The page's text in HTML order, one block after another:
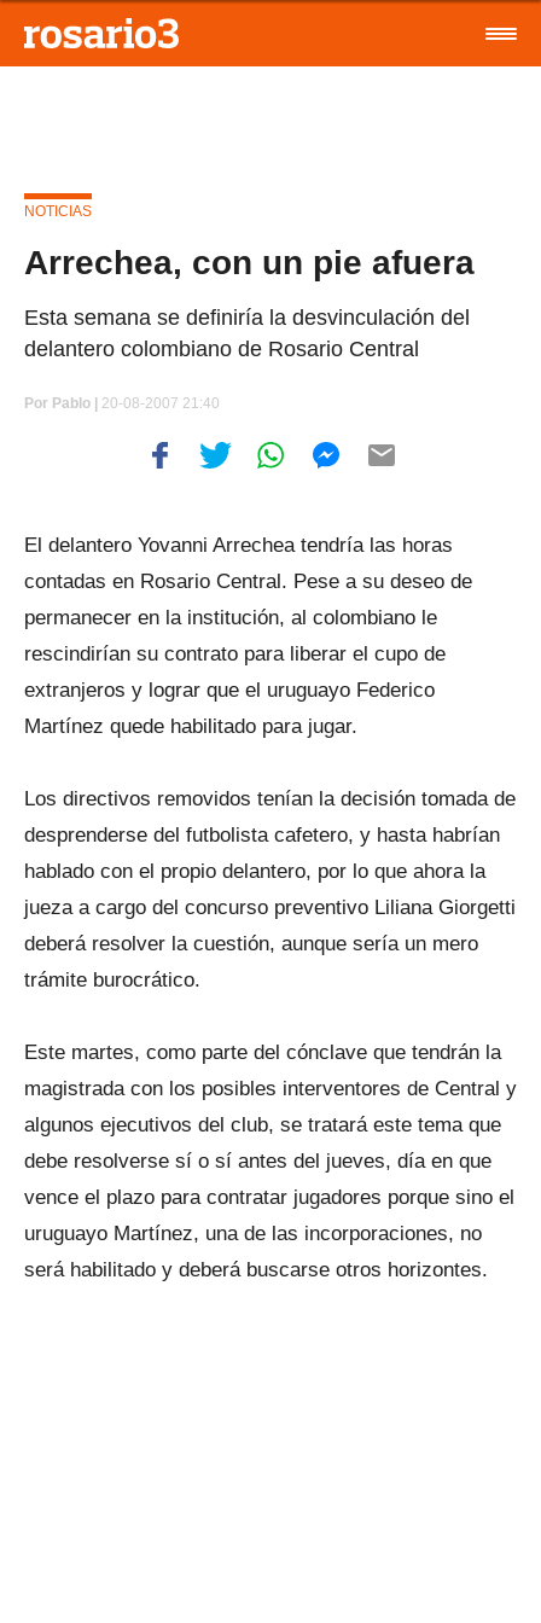
NOTICIAS
Arrechea, con un pie afuera
Esta semana se definiría la desvinculación del
delantero colombiano de Rosario Central
Por Pablo | 20-08-2007 21:40
El delantero Yovanni Arrechea tendría las horas
contadas en Rosario Central. Pese a su deseo de
permanecer en la institución, al colombiano le
rescindirían su contrato para liberar el cupo de
extranjeros y lograr que el uruguayo Federico
Martínez quede habilitado para jugar.
Los directivos removidos tenían la decisión tomada de
desprenderse del futbolista cafetero, y hasta habrían
hablado con el propio delantero, por lo que ahora la
jueza a cargo del concurso preventivo Liliana Giorgetti
deberá resolver la cuestión, aunque sería un mero
trámite burocrático.
Este martes, como parte del cónclave que tendrán la
magistrada con los posibles interventores de Central y
algunos ejecutivos del club, se tratará este tema que
debe resolverse sí o sí antes del jueves, día en que
vence el plazo para contratar jugadores porque sino el
uruguayo Martínez, una de las incorporaciones, no
será habilitado y deberá buscarse otros horizontes.